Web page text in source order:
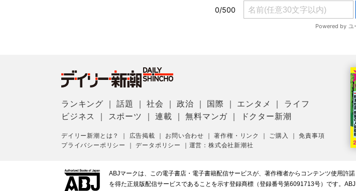
ランキング ｜話題 ｜社会 ｜政治 国際 エンタメ
ライフ
ビジネス
スポーツ ｜連載 ｜無料マンガ ドクター新潮
デイリー新潮とは？ ｜ 広告掲載 ｜ お問い合わせ ｜著作権・リンク ｜ ご購入 ｜免責事項
プライバシーポリシー
｜データポリシー ｜ 運営：株式会社新潮社
ABJマークは、この電子書店・電子書籍配信サービスが、著作権者からコンテンツ使用許諾
を得た正規版配信サービスであることを示す登録商標（登録番号第6091713号）です。ABJ